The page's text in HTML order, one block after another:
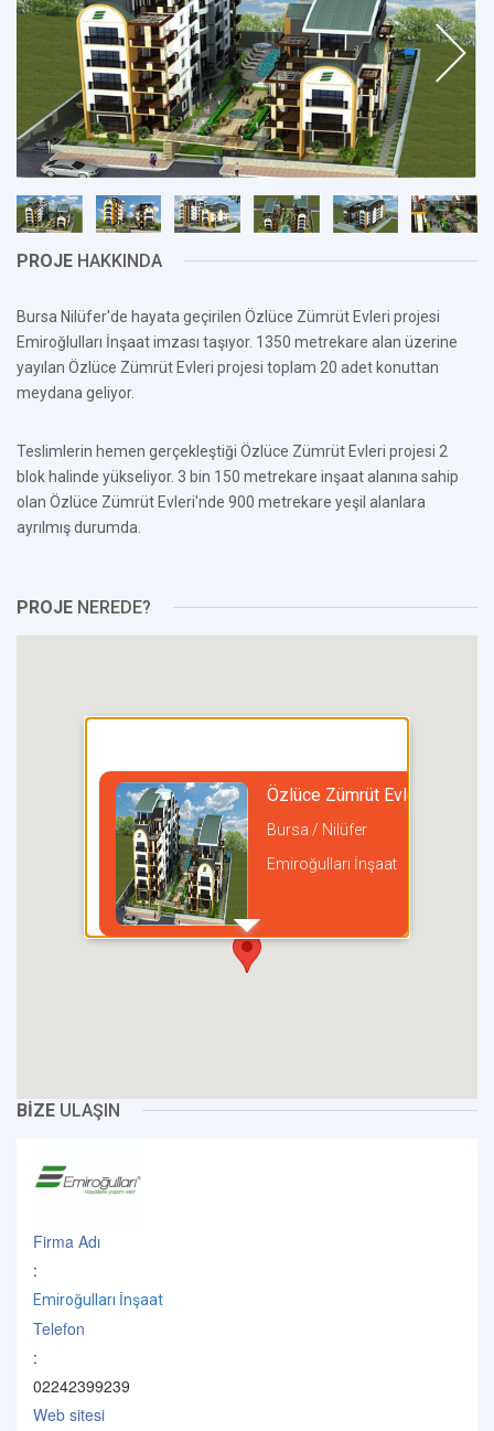
PROJE HAKKINDA
Bursa Nilüfer'de hayata geçirilen Özlüce Zümrüt Evleri projesi
Emiroğlulları İnşaat imzası taşıyor. 1350 metrekare alan üzerine
yayılan Özlüce Zümrüt Evleri projesi toplam 20 adet konuttan
meydana geliyor.
Teslimlerin hemen gerçekleştiği Özlüce Zümrüt Evleri projesi 2
blok halinde yükseliyor. 3 bin 150 metrekare inşaat alanına sahip
olan Özlüce Zümrüt Evleri'nde 900 metrekare yeşil alanlara
ayrılmış durumda.
PROJE NEREDE?
Özlüce Zümrüt Evleri
Bursa / Nilüfer
Emiroğulları İnşaat
BİZE ULAŞIN
Firma Adı
:
Emiroğulları İnşaat
Telefon
:
02242399239
Web sitesi